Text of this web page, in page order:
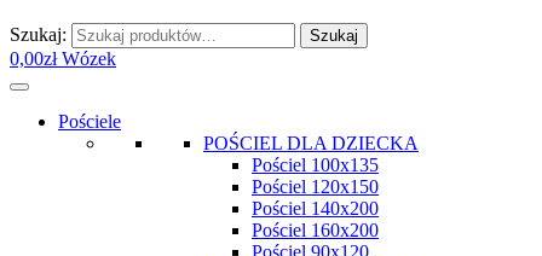
Szukaj: Szukaj
0,00zł Wózek
Pościele
POŚCIEL DLA DZIECKA
Pościel 100x135
Pościel 120x150
Pościel 140x200
Pościel 160x200